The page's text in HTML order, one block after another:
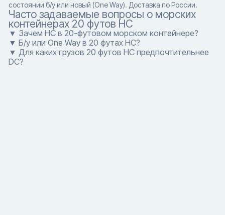
состоянии б/у или новый (One Way). Доставка по России.
Часто задаваемые вопросы о морских
контейнерах 20 футов HC
▼ Зачем HC в 20-футовом морском контейнере?
▼ Б/у или One Way в 20 футах HC?
▼ Для каких грузов 20 футов HC предпочтительнее
DC?